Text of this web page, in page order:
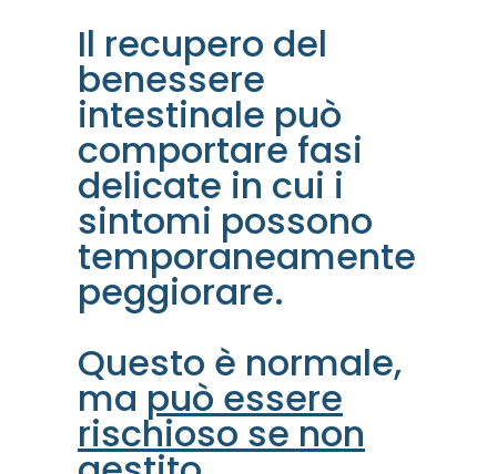
Il recupero del
benessere
intestinale può
comportare fasi
delicate in cui i
sintomi possono
temporaneamente
peggiorare.
Questo è normale,
ma può essere
rischioso se non